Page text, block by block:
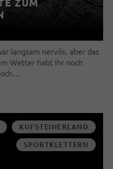
ZUM
langsam nervös, aber das
Wetter habt Ihr noch
KUFSTEINERLAND
SPORTKLETTERN